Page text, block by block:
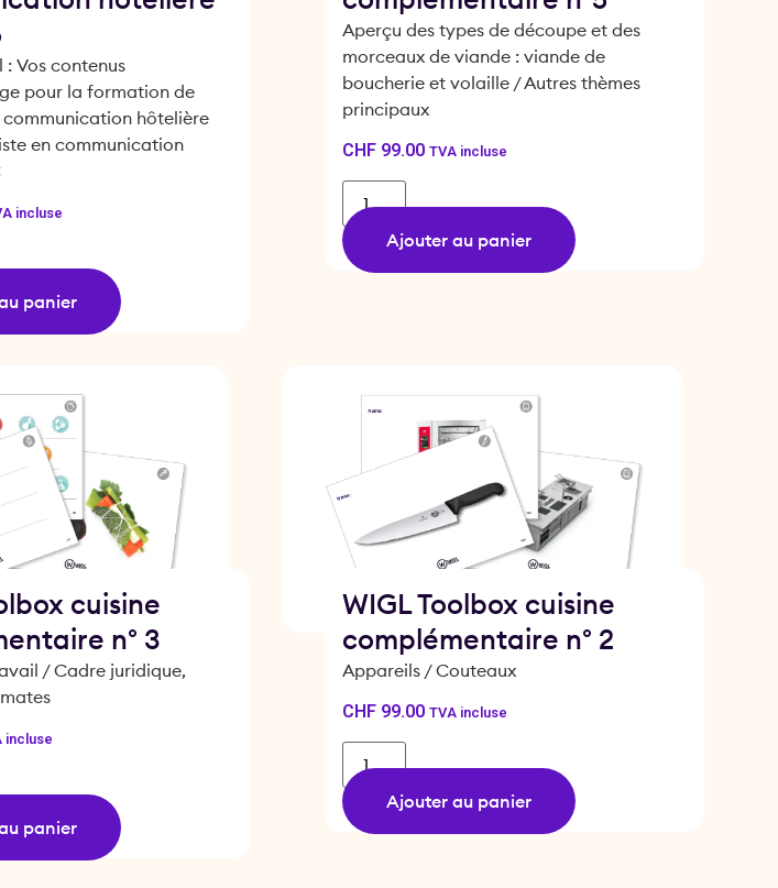
Vos contenus
pour la formation de
hôtelière
en communication
incluse
panier
Aperçu des types de découpe et des
morceaux de viande : viande de
boucherie et volaille / Autres thèmes
principaux
CHF99.00 TVA incluse
Ajouter au panier
cuisine
n° 3
/ Cadre juridique,
incluse
panier
WIGL Toolbox cuisine
complémentaire n° 2
Appareils / Couteaux
CHF99.00 TVA incluse
Ajouter au panier